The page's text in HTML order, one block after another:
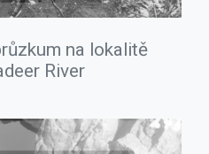
na lokalitě
River